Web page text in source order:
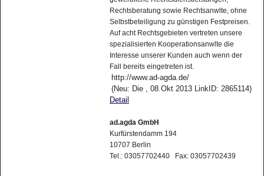
Rechtsberatung sowie Rechtsanwlte, ohne
Selbstbeteiligung zu günstigen Festpreisen.
Auf acht Rechtsgebieten vertreten unsere
spezialisierten Kooperationsanwlte die
Interesse unserer Kunden auch wenn der
Fall bereits eingetreten ist.
http://www.ad-agda.de/
(Neu: Die , 08.Okt 2013 LinkID: 2865114)
Detail
ad.agda GmbH
Kurfürstendamm 194
10707 Berlin
Tel.: 03057702440 Fax: 03057702439